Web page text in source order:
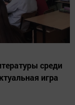
среди
игра